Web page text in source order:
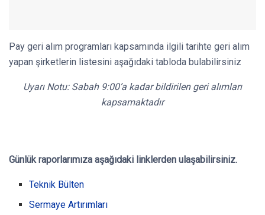
Pay geri alım programları kapsamında ilgili tarihte geri alım
yapan şirketlerin listesini aşağıdaki tabloda bulabilirsiniz
Uyarı Notu: Sabah 9:00’a kadar bildirilen geri alımları
kapsamaktadır
Günlük raporlarımıza aşağıdaki linklerden ulaşabilirsiniz.
Teknik Bülten
Sermaye Artırımları